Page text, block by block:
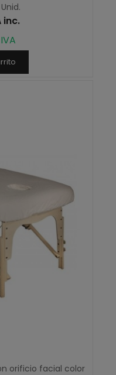
inc.
orificio facial color